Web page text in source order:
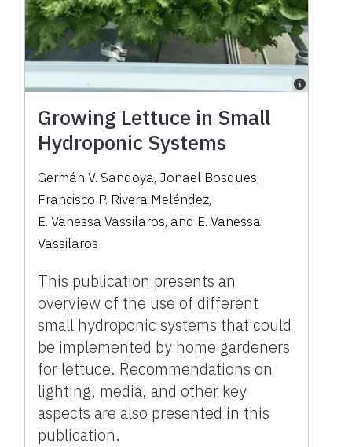
Growing Lettuce in Small
Hydroponic Systems
Germán V. Sandoya,Jonael Bosques,
Francisco P. Rivera Meléndez,
E. Vanessa Vassilaros, and E. Vanessa
Vassilaros
This publication presents an
overview of the use of different
small hydroponic systems that could
be implemented by home gardeners
for lettuce. Recommendations on
lighting, media, and other key
aspects are also presented in this
publication.